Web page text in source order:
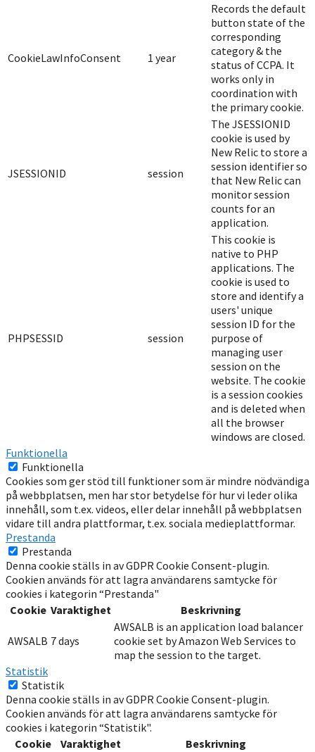
CookieLawInfoConsent 1 year
Records the default
button state of the
corresponding
category & the
status of CCPA. It
works only in
coordination with
the primary cookie.
JSESSIONID session
The JSESSIONID
cookie is used by
New Relic to store a
session identifier so
that New Relic can
monitor session
counts for an
application.
PHPSESSID session
This cookie is
native to PHP
applications. The
cookie is used to
store and identify a
users' unique
session ID for the
purpose of
managing user
session on the
website. The cookie
is a session cookies
and is deleted when
all the browser
windows are closed.
Funktionella
Funktionella
Cookies som ger stöd till funktioner som är mindre nödvändiga
på webbplatsen, men har stor betydelse för hur vi leder olika
innehåll, som t.ex. videos, eller delar innehåll på webbplatsen
vidare till andra plattformar, t.ex. sociala medieplattformar.
Prestanda
Prestanda
Denna cookie ställs in av GDPR Cookie Consent-plugin.
Cookien används för att lagra användarens samtycke för
cookies i kategorin “Prestanda"
Cookie Varaktighet Beskrivning
AWSALB 7 days
AWSALB is an application load balancer
cookie set by Amazon Web Services to
map the session to the target.
Statistik
Statistik
Denna cookie ställs in av GDPR Cookie Consent-plugin.
Cookien används för att lagra användarens samtycke för
cookies i kategorin “Statistik".
Cookie
Varaktighet Beskrivning